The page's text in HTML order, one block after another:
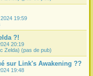
19:59
?!
20:19
Zelda) (pas de pub)
sur Link's Awakening ??
19:48